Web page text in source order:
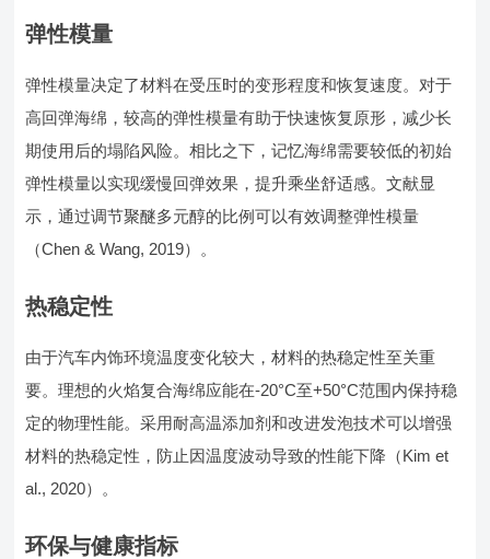
弹性模量
弹性模量决定了材料在受压时的变形程度和恢复速度。对于
高回弹海绵，较高的弹性模量有助于快速恢复原形，减少长
期使用后的塌陷风险。相比之下，记忆海绵需要较低的初始
弹性模量以实现缓慢回弹效果，提升乘坐舒适感。文献显
示，通过调节聚醚多元醇的比例可以有效调整弹性模量
（Chen & Wang, 2019）。
热稳定性
由于汽车内饰环境温度变化较大，材料的热稳定性至关重
要。理想的火焰复合海绵应能在-20°C至+50°C范围内保持稳
定的物理性能。采用耐高温添加剂和改进发泡技术可以增强
材料的热稳定性，防止因温度波动导致的性能下降（Kim et
al., 2020）。
环保与健康指标